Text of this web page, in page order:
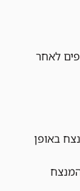
לאחר
באופן